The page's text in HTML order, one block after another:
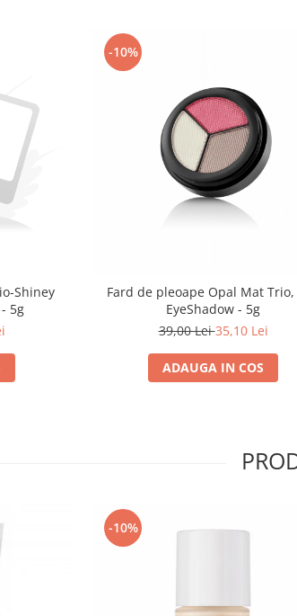
Shiney
5g
-10%
Fard de pleoape Opal Mat Trio,
EyeShadow - 5g
39,00 Lei35,10 Lei
ADAUGA IN COS
-10%